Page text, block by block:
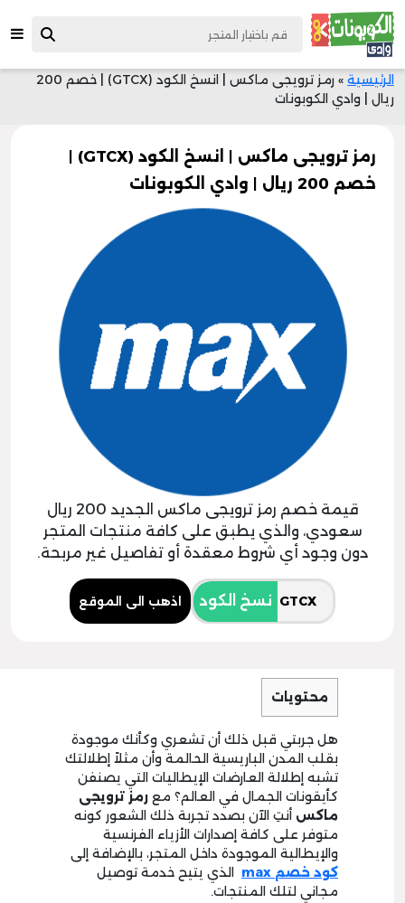
الرئيسية »
رمز ترويجى ماكس | انسخ الكود (GTCX) | خصم 200
ريال | وادي الكوبونات
رمز ترويجى ماكس | انسخ الكود (GTCX) |
خصم 200 ريال | وادي الكوبونات
قيمة خصم رمز ترويجى ماكس الجديد 200 ريال
سعودي، والذي يطبق على كافة منتجات المتجر
دون وجود أي شروط معقدة أو تفاصيل غير مربحة.
نسخ الكود اذهب الى الموقع
محتويات
هل جربتي قبل ذلك أن تشعري وكأنك موجودة
بقلب المدن الباريسية الحالمة وأن مثلاً إطلالتك
تشبه إطلالة العارضات الإيطاليات التي يصنفن
كأيقونات الجمال في العالم؟ مع رمز ترويجى
ماكس أنتِ الآن بصدد تجربة ذلك الشعور كونه
متوفر على كافة إصدارات الأزياء الفرنسية
والإيطالية الموجودة داخل المتجر، بالإضافة إلى
كود خصم
الذي يتيح خدمة توصيل
مجاني لتلك المنتجات.